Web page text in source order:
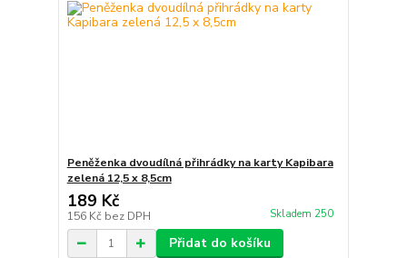
Peněženka dvoudílná přihrádky na karty Kapibara
zelená 12,5 x 8,5cm
189 Kč
156 Kč bez DPH Skladem 250
Přidat do košíku